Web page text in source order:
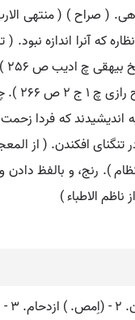
) ( منتهی الارب )
که آنرا اندازه
و
که فردا
افکندن. ( از
الاطباء )